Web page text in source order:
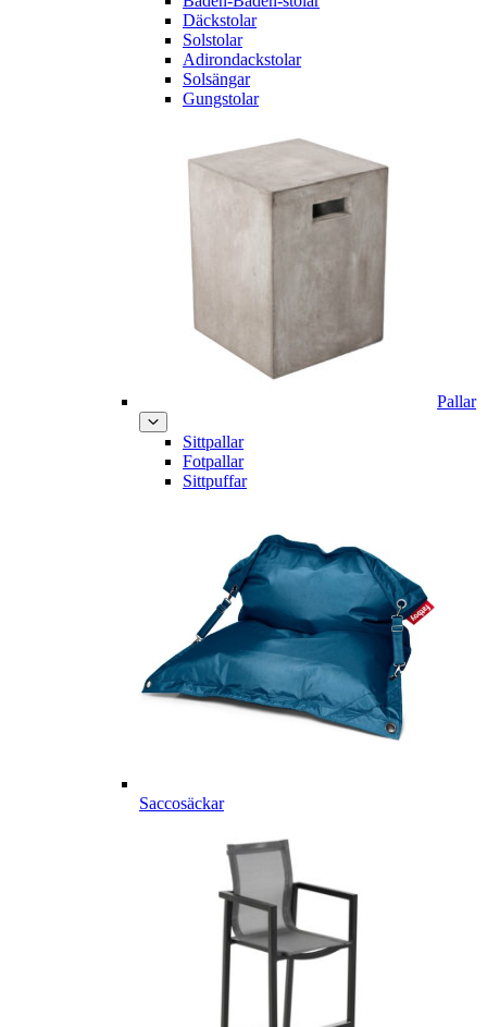
Däckstolar
Solstolar
Adirondackstolar
Solsängar
Gungstolar
Pallar
Sittpallar
Fotpallar
Sittpuffar
Saccosäckar